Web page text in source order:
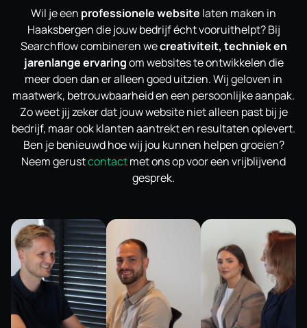
Wil je een professionele website laten maken in
Haaksbergen die jouw bedrijf écht vooruithelpt? Bij
Searchflow combineren wecreativiteit, techniek en
jarenlange ervaringom websites te ontwikkelen die
meer doen dan er alleen goed uitzien. Wij geloven in
maatwerk, betrouwbaarheid en een persoonlijke aanpak.
Zo weet jij zeker dat jouw website niet alleen past bij je
bedrijf, maar ook klanten aantrekt en resultaten oplevert.
Ben je benieuwd hoe wij jou kunnen helpen groeien?
Neem gerustcontactmet ons op voor een vrijblijvend
gesprek.